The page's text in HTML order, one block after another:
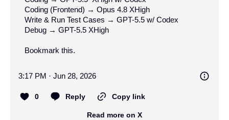
Coding (Frontend) → Opus 4.8 XHigh
Write & Run Test Cases → GPT-5.5 w/ Codex
Debug → GPT-5.5 XHigh
Bookmark this.
3:17 PM · Jun 28, 2026
0 Reply Copy link
Read more on X